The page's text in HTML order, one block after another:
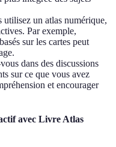
utilisez un atlas numérique,
Par exemple,
sur les cartes peut
dans des discussions
sur ce que vous avez
et encourager
avec Livre Atlas